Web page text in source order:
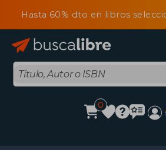
Hasta 60% dto en libros
0